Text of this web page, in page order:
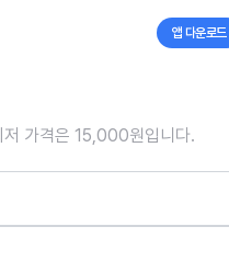
앱 다운로드
저 가격은 15,000원입니다.